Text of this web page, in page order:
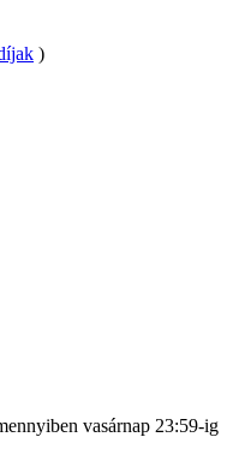
)
vasárnap 23:59-ig